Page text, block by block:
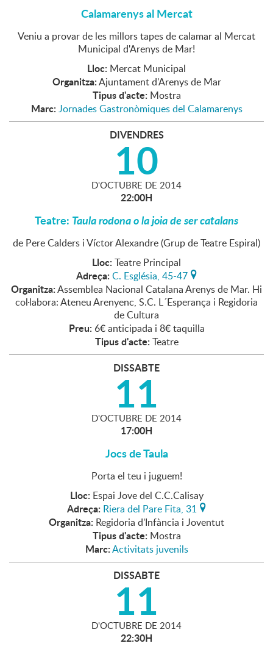
Calamarenys al Mercat
Veniu a provar de les millors tapes de calamar al Mercat
Municipal d'Arenys de Mar!
Lloc: Mercat Municipal
Organitza:Ajuntament d'Arenys de Mar
Tipus d'acte: Mostra
Marc: Jornades Gastronòmiques del Calamarenys
DIVENDRES
10
D'OCTUBRE DE 2014
22:00H
Teatre: Taula rodona o la joia de ser catalans
de Pere Calders i Víctor Alexandre (Grup de Teatre Espiral)
Lloc: Teatre Principal
Adreça: C. Església, 45-47
Organitza:Assemblea Nacional Catalana Arenys de Mar. Hi
col·labora: Ateneu Arenyenc, S.C. L´Esperança i Regidoria
de Cultura
Preu: 6€ anticipada i 8€ taquilla
Tipus d'acte: Teatre
DISSABTE
11
D'OCTUBRE DE 2014
17:00H
Jocs de Taula
Porta el teu i juguem!
Lloc: Espai Jove del C.C.Calisay
Adreça: Riera del Pare Fita, 31
Organitza: Regidoria d'Infància i Joventut
Tipus d'acte: Mostra
Marc:Activitats juvenils
DISSABTE
11
D'OCTUBRE DE 2014
22:30H